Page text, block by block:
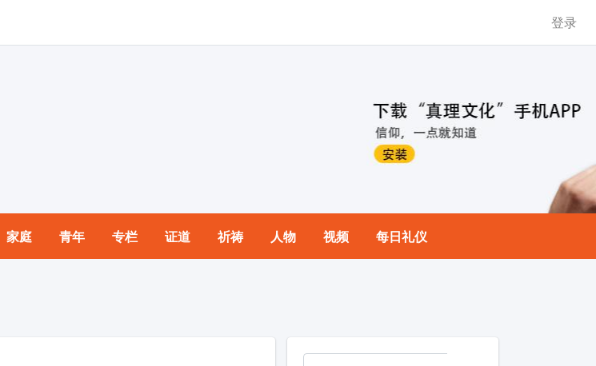
登录
家庭 青年 专栏 证道 祈祷 人物 视频 每日礼仪